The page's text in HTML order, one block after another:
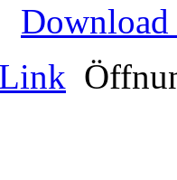
Download